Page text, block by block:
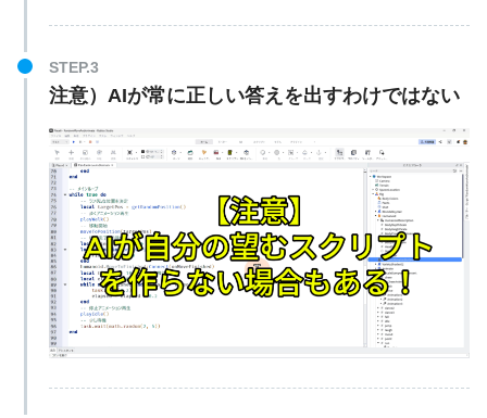
STEP.3
注意）AIが常に正しい答えを出すわけではない